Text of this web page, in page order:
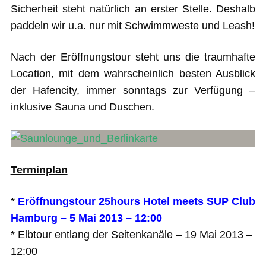
Sicherheit steht natürlich an erster Stelle. Deshalb
paddeln wir u.a. nur mit Schwimmweste und Leash!
Nach der Eröffnungstour steht uns die traumhafte
Location, mit dem wahrscheinlich besten Ausblick
der Hafencity, immer sonntags zur Verfügung –
inklusive Sauna und Duschen.
Terminplan
* Eröffnungstour 25hours Hotel meets SUP Club
Hamburg – 5 Mai 2013 – 12:00
* Elbtour entlang der Seitenkanäle – 19 Mai 2013 –
12:00